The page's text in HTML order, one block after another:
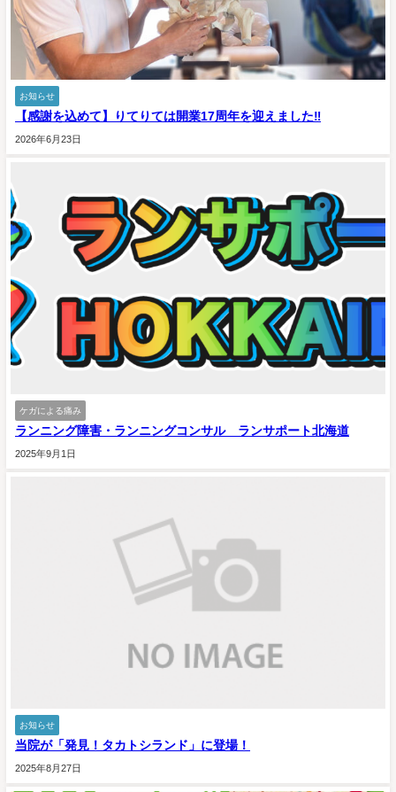
お知らせ
【感謝を込めて】りてりては開業17周年を迎えました‼️
2026年6月23日
ケガによる痛み
ランニング障害・ランニングコンサル ランサポート北海道
2025年9月1日
お知らせ
当院が「発見！タカトシランド」に登場！
2025年8月27日